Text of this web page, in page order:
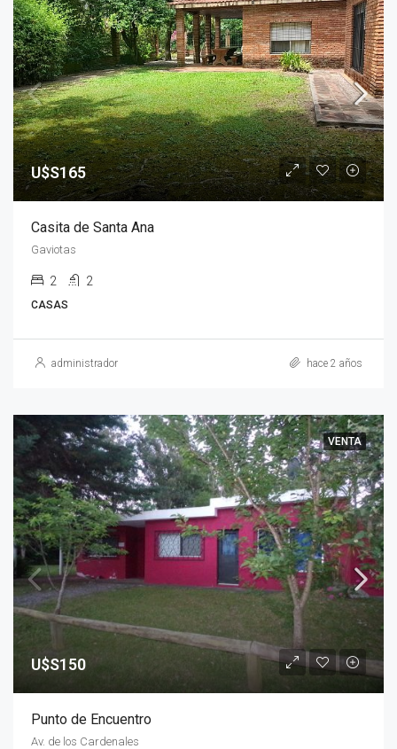
U$S165
Casita de Santa Ana
Gaviotas
2 2
CASAS
administrador hace 2 años
VENTA
U$S150
Punto de Encuentro
Av. de los Cardenales